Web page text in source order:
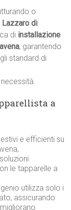
o
Lazzaro di
di installazione
, garantendo
standard di
a
e efficienti su
le tapparelle a
utilizza solo i
assicurando